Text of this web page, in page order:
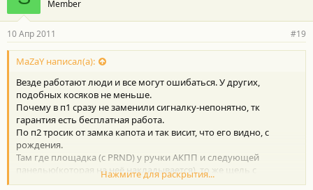
Member
10 Апр 2011 #19
MaZaY написал(а):
Везде работают люди и все могут ошибаться. У других,
подобных косяков не меньше.
Почему в п1 сразу не заменили сигналку-непонятно, тк
гарантия есть бесплатная работа.
По п2 тросик от замка капота и так висит, что его видно, с
рождения.
Там где площадка (с PRND) у ручки АКПП и следующей
панелью(которая на неё накладывается), то же щель с
рождения.
Нажмите для раскрытия...